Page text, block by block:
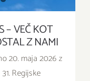
– VEČ KOT
Z NAMI
20. maja 2026 z
Regijske